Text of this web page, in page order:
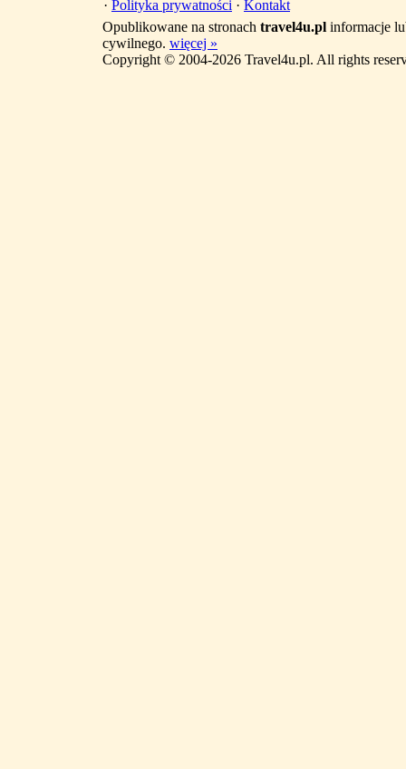
· Polityka prywatności · Kontakt
Opublikowane na stronach travel4u.pl informacje
cywilnego. więcej »
Copyright © 2004-2026 Travel4u.pl. All rights